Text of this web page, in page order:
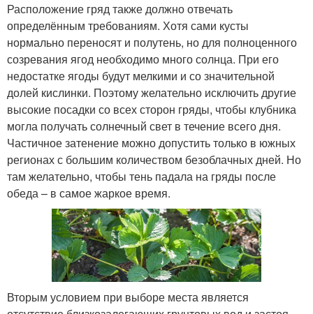
Расположение гряд также должно отвечать
определённым требованиям. Хотя сами кусты
нормально переносят и полутень, но для полноценного
созревания ягод необходимо много солнца. При его
недостатке ягоды будут мелкими и со значительной
долей кислинки. Поэтому желательно исключить другие
высокие посадки со всех сторон гряды, чтобы клубника
могла получать солнечный свет в течение всего дня.
Частичное затенение можно допустить только в южных
регионах с большим количеством безоблачных дней. Но
там желательно, чтобы тень падала на гряды после
обеда – в самое жаркое время.
Вторым условием при выборе места является